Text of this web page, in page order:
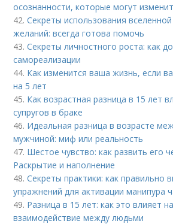
осознанности, которые могут
42.Секреты использования
желаний: всегда готова помочь
43.Секреты личностного роста: как
самореализации
44. Как изменится ваша жизнь, если
на 5 лет
45. Как возрастная разница в 15 лет
супругов в браке
46. Идеальная разница в возрасте
мужчиной: миф или реальность
47. Шестое чувство: как развить его
Раскрытие и наполнение
48.Секреты практики: как правильно
упражнений для активации манипура
49. Разница в 15 лет: как это влияет
взаимодействие между людьми